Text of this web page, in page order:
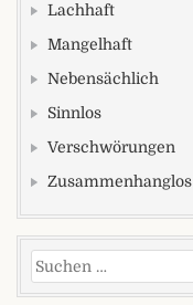
Lachhaft
Mangelhaft
Nebensächlich
Sinnlos
Verschwörungen
Zusammenhanglos
Suchen nach: